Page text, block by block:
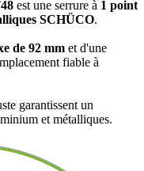
est une serrure à 1 point
SCHÜCO.
de 92 mm et d'une
fiable à
garantissent un
et métalliques.